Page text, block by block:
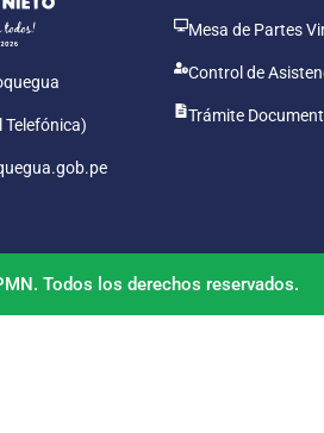
Mesa de Partes
Control de
Trámite
Todos los derechos reservados.